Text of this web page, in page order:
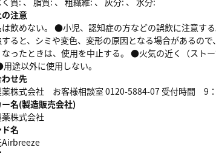
注意
飲めない。 ●小児、認知症の方などの誤飲に注意す
すると、シミや変色、変形の原因となる場合があるの
なったときは、使用を中止する。 ●火気の近く（スト
途以外に使用しない。
せ先
株式会社 お客様相談室 0120-5884-07 受付時間 9：
ー名(製造販売会社)
株式会社
名
Airbreeze